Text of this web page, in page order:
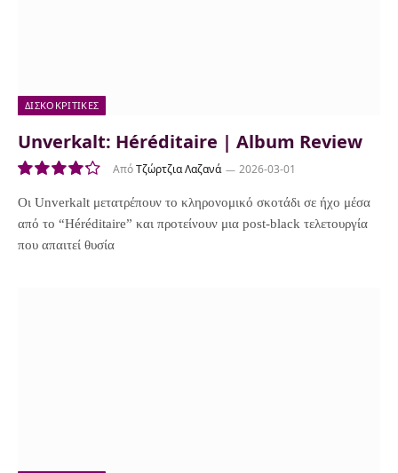
ΔΙΣΚΟΚΡΙΤΙΚΈΣ
Unverkalt: Héréditaire | Album Review
8.5
ΑπόΤζώρτζια Λαζανά 2026-03-01
Οι Unverkalt μετατρέπουν το κληρονομικό σκοτάδι σε ήχο μέσα
από το “Héréditaire” και προτείνουν μια post-black τελετουργία
που απαιτεί θυσία